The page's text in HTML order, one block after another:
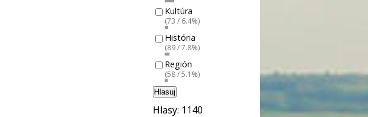
Kultúra
(73 / 6.4%)
História
(89 / 7.8%)
Región
(58 / 5.1%)
Hlasuj
Hlasy: 1140